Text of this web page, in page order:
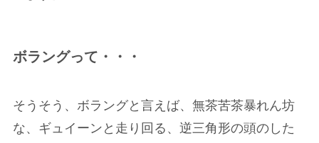
ボラングって・・・
そうそう、ボラングと言えば、無茶苦茶暴れん坊
な、ギュイーンと走り回る、逆三角形の頭のした